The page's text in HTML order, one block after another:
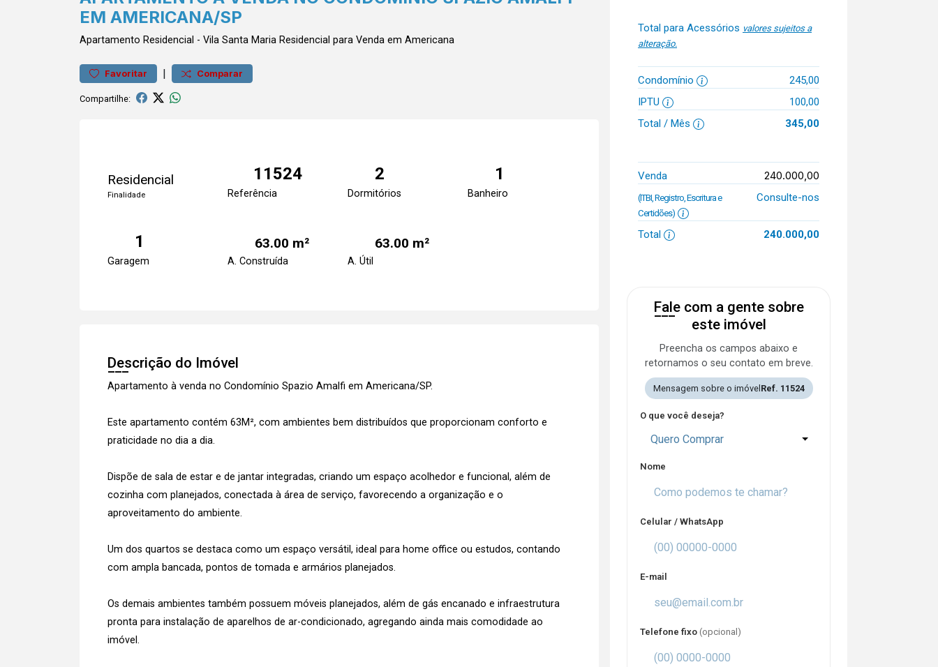
EM AMERICANA/SP
Apartamento Residencial - Vila Santa Maria Residencial para Venda em Americana
Favoritar | Comparar
Compartilhe:
Residencial
Finalidade
11524
Referência
2
Dormitórios
1
Banheiro
1
Garagem
63.00 m²
A. Construída
63.00 m²
A. Útil
Descrição do Imóvel
Apartamento à venda no Condomínio Spazio Amalfi em Americana/SP.
Este apartamento contém 63M², com ambientes bem distribuídos que proporcionam conforto e
praticidade no dia a dia.
Dispõe de sala de estar e de jantar integradas, criando um espaço acolhedor e funcional, além de
cozinha com planejados, conectada à área de serviço, favorecendo a organização e o
aproveitamento do ambiente.
Um dos quartos se destaca como um espaço versátil, ideal para home office ou estudos, contando
com ampla bancada, pontos de tomada e armários planejados.
Os demais ambientes também possuem móveis planejados, além de gás encanado e infraestrutura
pronta para instalação de aparelhos de ar-condicionado, agregando ainda mais comodidade ao
imóvel.
Total para Acessórios valores sujeitos a
alteração.
Condomínio
245,00
IPTU
100,00
Total / Mês
345,00
Venda 240.000,00
(ITBI, Registro, Escritura e
Certidões)
Consulte-nos
Total 240.000,00
Fale com a gente sobre
este imóvel
Preencha os campos abaixo e
retornamos o seu contato em breve.
Mensagem sobre o imóvel Ref. 11524
O que você deseja?
Quero Comprar
Nome
Celular / WhatsApp
E-mail
Telefone fixo (opcional)